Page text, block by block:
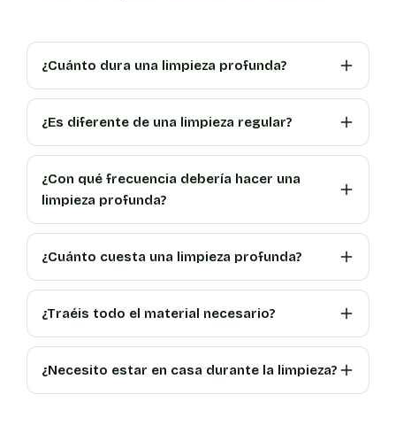
¿Cuánto dura una limpieza profunda?
¿Es diferente de una limpieza regular?
¿Con qué frecuencia debería hacer una
limpieza profunda?
¿Cuánto cuesta una limpieza profunda?
¿Traéis todo el material necesario?
¿Necesito estar en casa durante la limpieza?